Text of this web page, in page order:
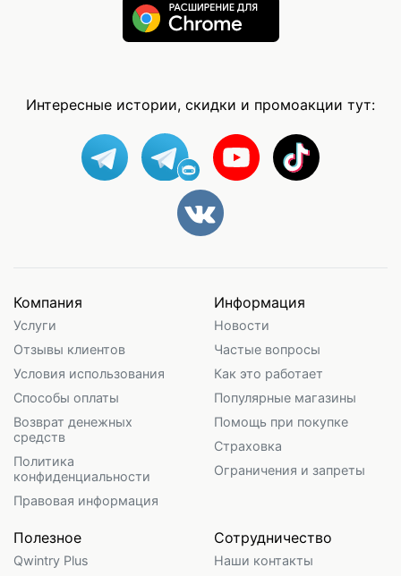
Интересные истории, скидки и промоакции тут:
Компания
Услуги
Отзывы клиентов
Условия использования
Способы оплаты
Возврат денежных
средств
Политика
конфиденциальности
Правовая информация
Информация
Новости
Частые вопросы
Как это работает
Популярные магазины
Помощь при покупке
Страховка
Ограничения и запреты
Полезное
Qwintry Plus
Сотрудничество
Наши контакты